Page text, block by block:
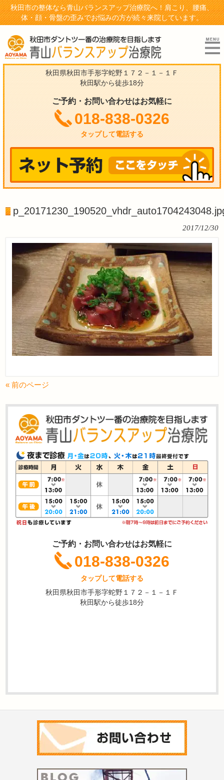
秋田市の整体なら青山バランスアップ治療院へ！肩こり、腰痛、
体・顔・骨盤の歪みでお悩みの方が続々来院しています。
秋田県秋田市手形字蛇野１７２－１－１Ｆ
秋田駅から徒歩18分
ご予約・お問い合わせはお気軽に
018-838-0326
タップして電話する
2017/12/30
« 前のページ
ご予約・お問い合わせはお気軽に
018-838-0326
タップして電話する
秋田県秋田市手形字蛇野１７２－１－１Ｆ
秋田駅から徒歩18分